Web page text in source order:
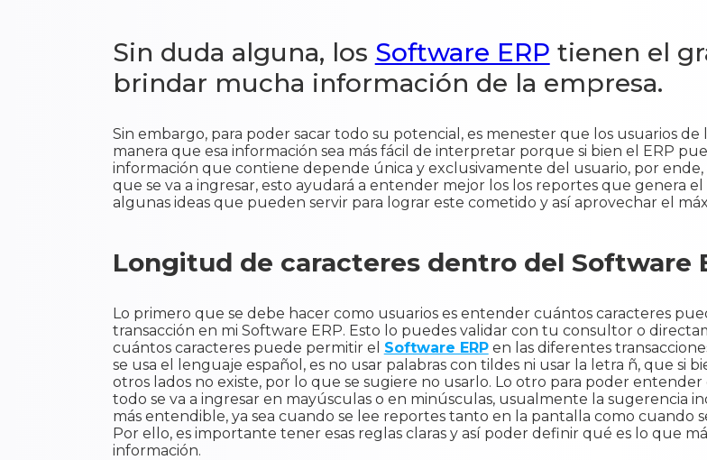
Sin duda alguna, los Software ERP tienen el
brindar mucha información de la empresa.
Sin embargo, para poder sacar todo su potencial, es menester que los usuarios
manera que esa información sea más fácil de interpretar porque si bien el ERP
información que contiene depende única y exclusivamente del usuario, por ende,
que se va a ingresar, esto ayudará a entender mejor los los reportes que genera
algunas ideas que pueden servir para lograr este cometido y así aprovechar el
Longitud de caracteres dentro del Software
Lo primero que se debe hacer como usuarios es entender cuántos caracteres
transacción en mi Software ERP. Esto lo puedes validar con tu consultor o
cuántos caracteres puede permitir el Software ERPen las diferentes
se usa el lenguaje español, es no usar palabras con tildes ni usar la letra ñ, que si
otros lados no existe, por lo que se sugiere no usarlo. Lo otro para poder
todo se va a ingresar en mayúsculas o en minúsculas, usualmente la sugerencia
más entendible, ya sea cuando se lee reportes tanto en la pantalla como cuando
Por ello, es importante tener esas reglas claras y así poder definir qué es lo que
información.